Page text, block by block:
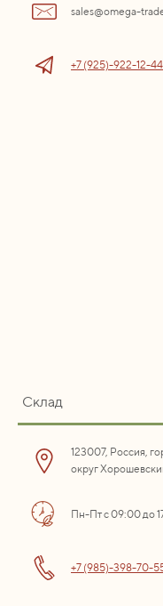
sales@omega-
+7 (925)-922-12-44
Склад
123007, Россия,
округ
Пн-Пт с 09:00 до
+7 (985)-398-70-